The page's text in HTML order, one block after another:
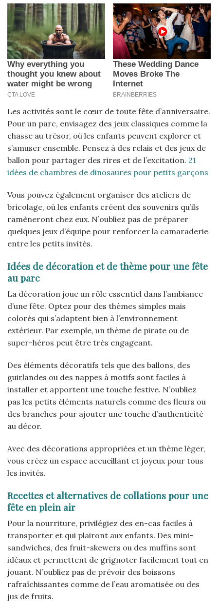
Les activités sont le cœur de toute fête d’anniversaire.
Pour un parc, envisagez des jeux classiques comme la
chasse au trésor, où les enfants peuvent explorer et
s’amuser ensemble. Pensez à des relais et des jeux de
ballon pour partager des rires et de l’excitation. 21
idées de chambres de dinosaures pour petits garçons
Vous pouvez également organiser des ateliers de
bricolage, où les enfants créent des souvenirs qu’ils
ramèneront chez eux. N’oubliez pas de préparer
quelques jeux d’équipe pour renforcer la camaraderie
entre les petits invités.
Idées de décoration et de thème pour une fête
au parc
La décoration joue un rôle essentiel dans l’ambiance
d’une fête. Optez pour des thèmes simples mais
colorés qui s’adaptent bien à l’environnement
extérieur. Par exemple, un thème de pirate ou de
super-héros peut être très engageant.
Des éléments décoratifs tels que des ballons, des
guirlandes ou des nappes à motifs sont faciles à
installer et apportent une touche festive. N’oubliez
pas les petits éléments naturels comme des fleurs ou
des branches pour ajouter une touche d’authenticité
au décor.
Avec des décorations appropriées et un thème léger,
vous créez un espace accueillant et joyeux pour tous
les invités.
Recettes et alternatives de collations pour une
fête en plein air
Pour la nourriture, privilégiez des en-cas faciles à
transporter et qui plairont aux enfants. Des mini-
sandwiches, des fruit-skewers ou des muffins sont
idéaux et permettent de grignoter facilement tout en
jouant. N’oubliez pas de prévoir des boissons
rafraîchissantes comme de l’eau aromatisée ou des
jus de fruits.